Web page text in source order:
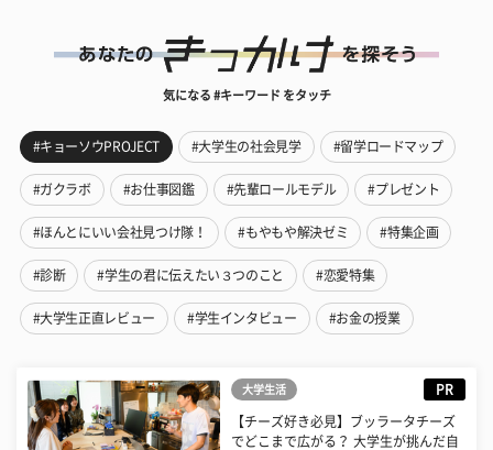
気になる #キーワード をタッチ
#キョーソウPROJECT #大学生の社会見学 #留学ロードマップ
#ガクラボ #お仕事図鑑 #先輩ロールモデル #プレゼント
#ほんとにいい会社見つけ隊！ #もやもや解決ゼミ #特集企画
#診断 #学生の君に伝えたい３つのこと #恋愛特集
#大学生正直レビュー #学生インタビュー #お金の授業
大学生活 PR
【チーズ好き必見】ブッラータチーズ
でどこまで広がる？ 大学生が挑んだ自